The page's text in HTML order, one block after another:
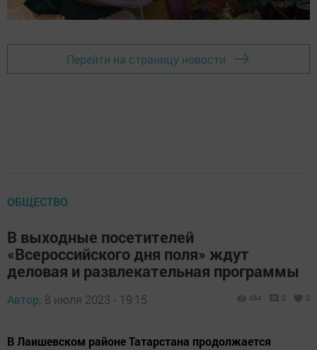
Перейти на страницу новости
ОБЩЕСТВО
В выходные посетителей
«Всероссийского дня поля» ждут
деловая и развлекательная программы
Автор, 8 июля 2023 - 19:15 464 0 0
В Лаишевском районе Татарстана продолжается